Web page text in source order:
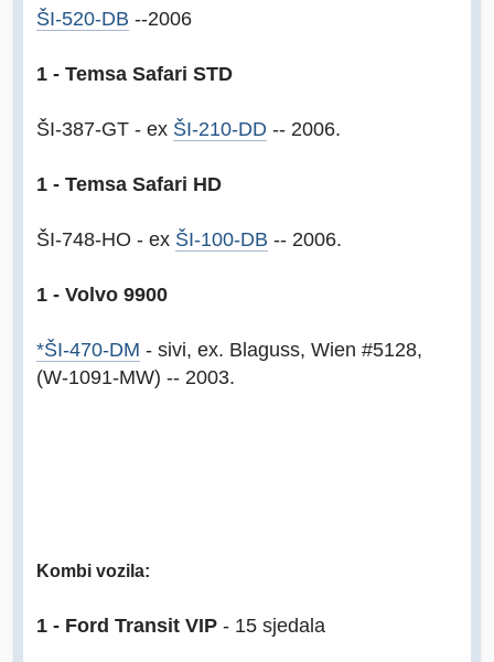
ŠI-520-DB --2006
1 - Temsa Safari STD
ŠI-387-GT - ex ŠI-210-DD -- 2006.
1 - Temsa Safari HD
ŠI-748-HO - ex ŠI-100-DB -- 2006.
1 - Volvo 9900
*ŠI-470-DM - sivi, ex. Blaguss, Wien #5128,
(W-1091-MW) -- 2003.
Kombi vozila:
1 - Ford Transit VIP - 15 sjedala